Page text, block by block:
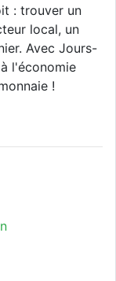
: trouver un
local, un
Avec Jours-
l'économie
!